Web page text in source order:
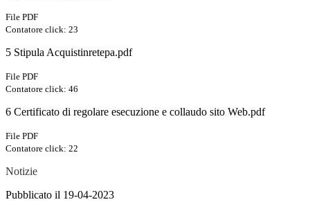
File PDF
Contatore click: 23
5 Stipula Acquistinretepa.pdf
File PDF
Contatore click: 46
6 Certificato di regolare esecuzione e collaudo sito Web.pdf
File PDF
Contatore click: 22
Notizie
Pubblicato il 19-04-2023